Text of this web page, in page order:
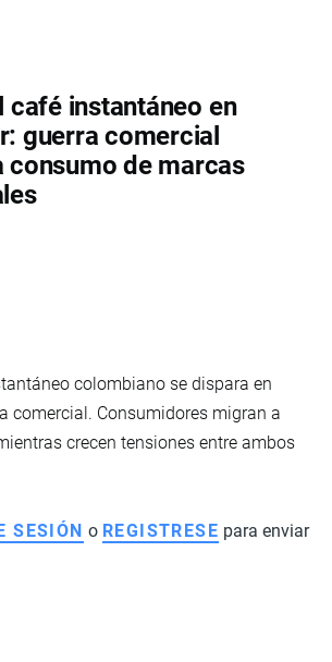
café instantáneo en
guerra comercial
consumo de marcas
colombiano se dispara en
comercial. Consumidores migran a
crecen tensiones entre ambos
SESIÓN o REGISTRESE para enviar